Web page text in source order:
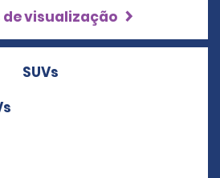
de visualização
SUVs